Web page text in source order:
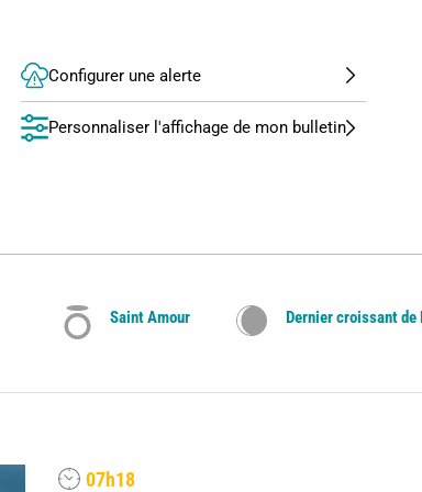
Configurer une alerte
Personnaliser l'affichage de mon bulletin
Saint Amour Dernier croissant de
07h18